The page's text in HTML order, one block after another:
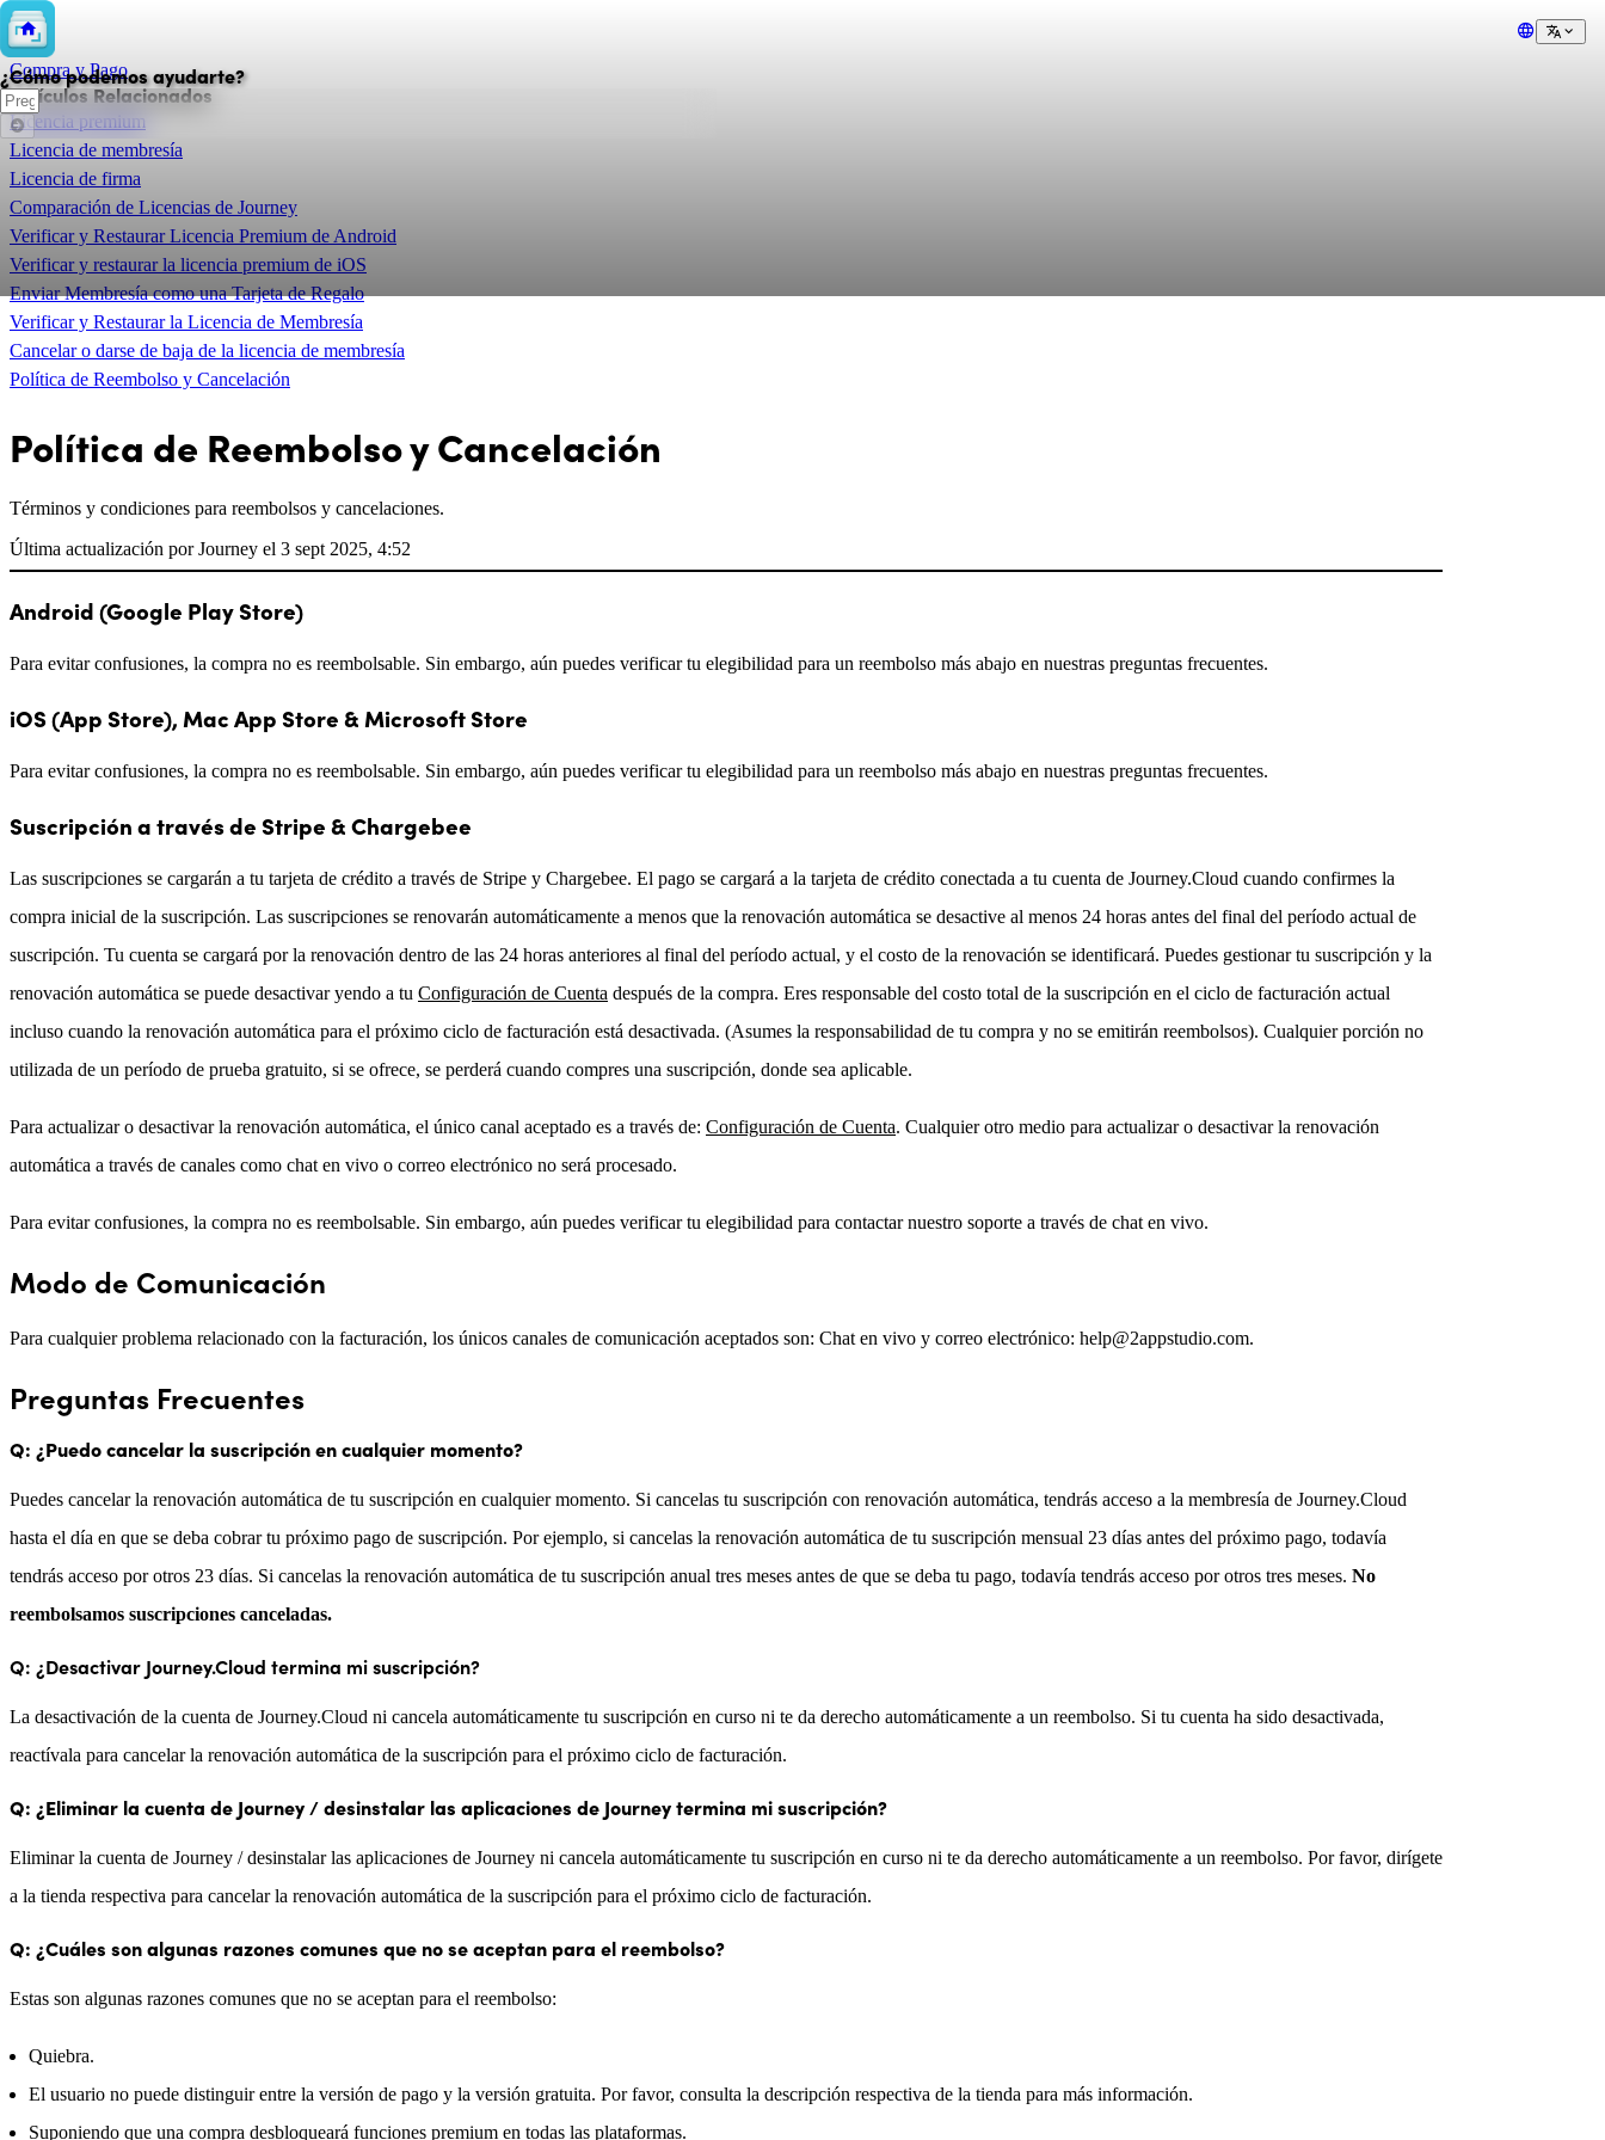
¿Cómo podemos ayudarte?
💲
Compra y Pago
Artículos Relacionados
Licencia premium
Licencia de membresía
Licencia de firma
Comparación de Licencias de Journey
Verificar y Restaurar Licencia Premium de Android
Verificar y restaurar la licencia premium de iOS
Enviar Membresía como una Tarjeta de Regalo
Verificar y Restaurar la Licencia de Membresía
Cancelar o darse de baja de la licencia de membresía
Política de Reembolso y Cancelación
Política de Reembolso y Cancelación
Términos y condiciones para reembolsos y cancelaciones.
Última actualización por Journey el 3 sept 2025, 4:52
Android (Google Play Store)
Para evitar confusiones, la compra no es reembolsable. Sin embargo, aún puedes verificar tu elegibilidad para un reembolso más abajo en nuestras preguntas frecuentes.
iOS (App Store), Mac App Store & Microsoft Store
Para evitar confusiones, la compra no es reembolsable. Sin embargo, aún puedes verificar tu elegibilidad para un reembolso más abajo en nuestras preguntas frecuentes.
Suscripción a través de Stripe & Chargebee
Las suscripciones se cargarán a tu tarjeta de crédito a través de Stripe y Chargebee. El pago se cargará a la tarjeta de crédito conectada a tu cuenta de Journey.Cloud cuando confirmes la
compra inicial de la suscripción. Las suscripciones se renovarán automáticamente a menos que la renovación automática se desactive al menos 24 horas antes del final del período actual de
suscripción. Tu cuenta se cargará por la renovación dentro de las 24 horas anteriores al final del período actual, y el costo de la renovación se identificará. Puedes gestionar tu suscripción y la
renovación automática se puede desactivar yendo a tu Configuración de Cuenta después de la compra. Eres responsable del costo total de la suscripción en el ciclo de facturación actual
incluso cuando la renovación automática para el próximo ciclo de facturación está desactivada. (Asumes la responsabilidad de tu compra y no se emitirán reembolsos). Cualquier porción no
utilizada de un período de prueba gratuito, si se ofrece, se perderá cuando compres una suscripción, donde sea aplicable.
Para actualizar o desactivar la renovación automática, el único canal aceptado es a través de: Configuración de Cuenta. Cualquier otro medio para actualizar o desactivar la renovación
automática a través de canales como chat en vivo o correo electrónico no será procesado.
Para evitar confusiones, la compra no es reembolsable. Sin embargo, aún puedes verificar tu elegibilidad para contactar nuestro soporte a través de chat en vivo.
Modo de Comunicación
Para cualquier problema relacionado con la facturación, los únicos canales de comunicación aceptados son: Chat en vivo y correo electrónico: help@2appstudio.com.
Preguntas Frecuentes
Q: ¿Puedo cancelar la suscripción en cualquier momento?
Puedes cancelar la renovación automática de tu suscripción en cualquier momento. Si cancelas tu suscripción con renovación automática, tendrás acceso a la membresía de Journey.Cloud
hasta el día en que se deba cobrar tu próximo pago de suscripción. Por ejemplo, si cancelas la renovación automática de tu suscripción mensual 23 días antes del próximo pago, todavía
tendrás acceso por otros 23 días. Si cancelas la renovación automática de tu suscripción anual tres meses antes de que se deba tu pago, todavía tendrás acceso por otros tres meses. No
reembolsamos suscripciones canceladas.
Q: ¿Desactivar Journey.Cloud termina mi suscripción?
La desactivación de la cuenta de Journey.Cloud ni cancela automáticamente tu suscripción en curso ni te da derecho automáticamente a un reembolso. Si tu cuenta ha sido desactivada,
reactívala para cancelar la renovación automática de la suscripción para el próximo ciclo de facturación.
Q: ¿Eliminar la cuenta de Journey / desinstalar las aplicaciones de Journey termina mi suscripción?
Eliminar la cuenta de Journey / desinstalar las aplicaciones de Journey ni cancela automáticamente tu suscripción en curso ni te da derecho automáticamente a un reembolso. Por favor, dirígete
a la tienda respectiva para cancelar la renovación automática de la suscripción para el próximo ciclo de facturación.
Q: ¿Cuáles son algunas razones comunes que no se aceptan para el reembolso?
Estas son algunas razones comunes que no se aceptan para el reembolso:
Quiebra.
El usuario no puede distinguir entre la versión de pago y la versión gratuita. Por favor, consulta la descripción respectiva de la tienda para más información.
Suponiendo que una compra desbloqueará funciones premium en todas las plataformas.